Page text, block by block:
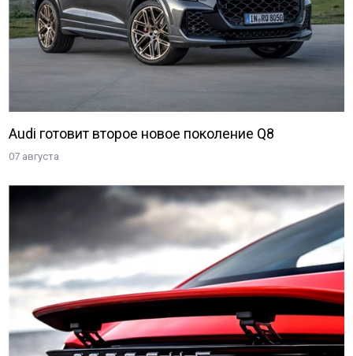
Audi готовит второе новое поколение Q8
07 августа